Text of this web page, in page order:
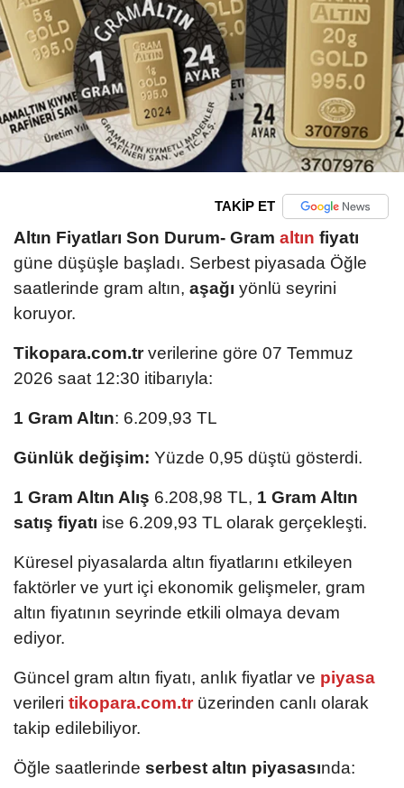
TAKİP ET
Altın Fiyatları Son Durum- Gram altın fiyatı
güne düşüşle başladı. Serbest piyasada Öğle
saatlerinde gram altın, aşağı yönlü seyrini
koruyor.
Tikopara.com.trverilerine göre 07 Temmuz
2026 saat 12:30 itibarıyla:
1 Gram Altın: 6.209,93 TL
Günlük değişim: Yüzde 0,95 düştü gösterdi.
1 Gram Altın Alış 6.208,98 TL, 1 Gram Altın
satış fiyatı ise 6.209,93 TL olarak gerçekleşti.
Küresel piyasalarda altın fiyatlarını etkileyen
faktörler ve yurt içi ekonomik gelişmeler, gram
altın fiyatının seyrinde etkili olmaya devam
ediyor.
Güncel gram altın fiyatı, anlık fiyatlar ve piyasa
verileri tikopara.com.trüzerinden canlı olarak
takip edilebiliyor.
Öğle saatlerinde serbest altın piyasasında: